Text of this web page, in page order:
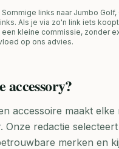
Sommige links naar Jumbo Golf,
Als je via zo'n link iets
kleine commissie, zonder
op ons advies.
accessory?
accessoire maakt
Onze redactie
merken en